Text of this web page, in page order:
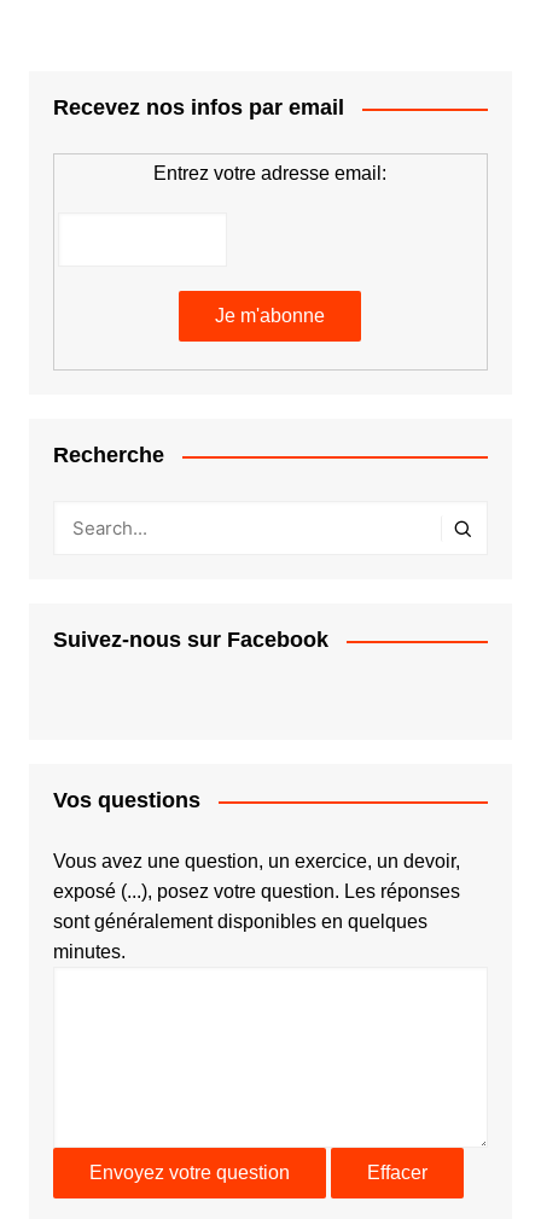
Recevez nos infos par email
Entrez votre adresse email:
Recherche
Suivez-nous sur Facebook
Vos questions
Vous avez une question, un exercice, un devoir,
exposé (...), posez votre question. Les réponses
sont généralement disponibles en quelques
minutes.